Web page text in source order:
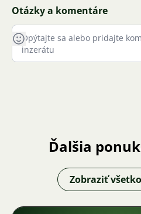
Otázky a komentáre
Ďalšia
Zobraziť všetko